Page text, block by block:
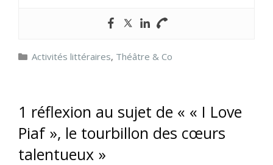
Catégories
Activités littéraires, Théâtre & Co
1 réflexion au sujet de « « I Love
Piaf », le tourbillon des cœurs
talentueux »